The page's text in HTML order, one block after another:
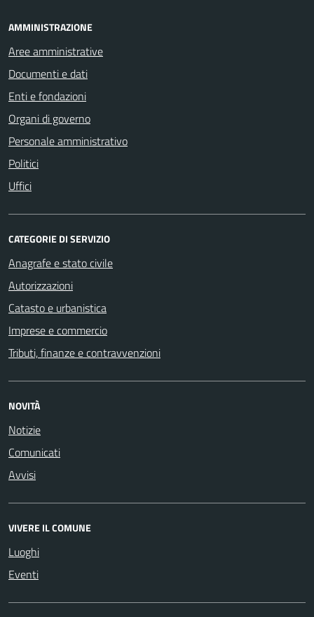
AMMINISTRAZIONE
Aree amministrative
Documenti e dati
Enti e fondazioni
Organi di governo
Personale amministrativo
Politici
Uffici
CATEGORIE DI SERVIZIO
Anagrafe e stato civile
Autorizzazioni
Catasto e urbanistica
Imprese e commercio
Tributi, finanze e contravvenzioni
NOVITÀ
Notizie
Comunicati
Avvisi
VIVERE IL COMUNE
Luoghi
Eventi